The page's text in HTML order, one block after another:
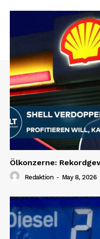
Ölkonzerne:
Redaktion - May 8, 2026